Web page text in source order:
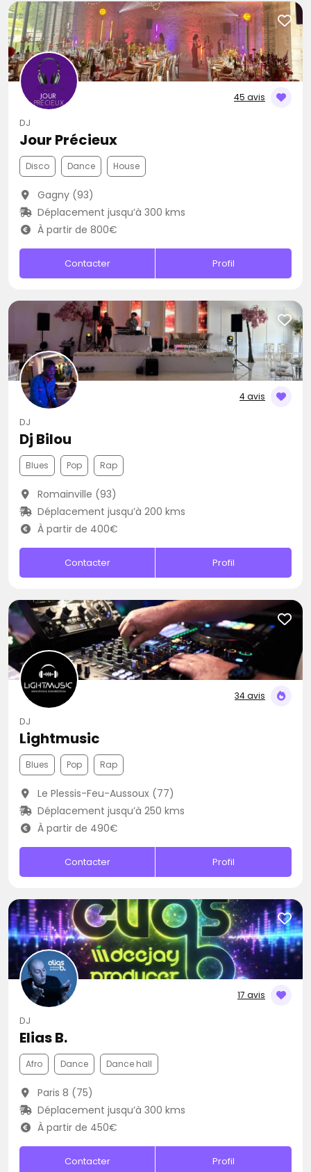
45 avis
DJ
Jour Précieux
Disco Dance House
Gagny (93)
Déplacement jusqu’à 300 kms
À partir de 800€
Contacter Profil
4 avis
DJ
Dj Bilou
Blues Pop Rap
Romainville (93)
Déplacement jusqu’à 200 kms
À partir de 400€
Contacter Profil
34 avis
DJ
Lightmusic
Blues Pop Rap
Le Plessis-Feu-Aussoux (77)
Déplacement jusqu’à 250 kms
À partir de 490€
Contacter Profil
17 avis
DJ
Elias B.
Afro Dance Dance hall
Paris 8 (75)
Déplacement jusqu’à 300 kms
À partir de 450€
Contacter Profil